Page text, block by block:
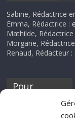
Sabine, Rédactrice
Emma, Rédactrice :
Mathilde,
Morgane,
Renaud, Rédacteur :
Pour
discothèque